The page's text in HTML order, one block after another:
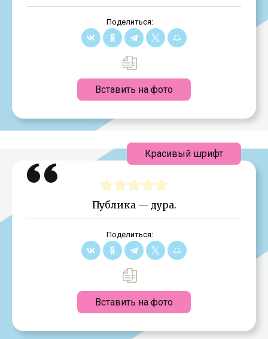
Поделиться:
Вставить на фото
Публика — дура.
Поделиться:
Вставить на фото
Красивый шрифт